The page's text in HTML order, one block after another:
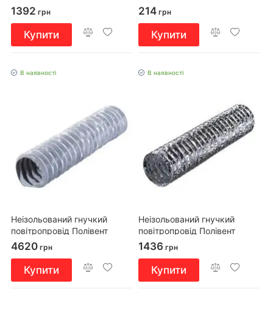
250/10
1392 грн
Купити
(8282)
214 грн
Купити
В наявності
Неізольований гнучкий
повітропровід Полівент
607/152/6 сірий
4620 грн
Купити
В наявності
Неізольований гнучкий
повітропровід Полівент
605М0/152/10
1436 грн
Купити